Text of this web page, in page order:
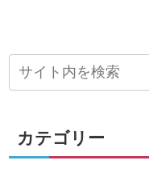
カテゴリー